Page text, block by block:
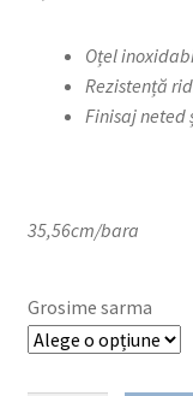
Oțel
Rezistență
Finisaj neted
35,56cm/bara
Grosime sarma